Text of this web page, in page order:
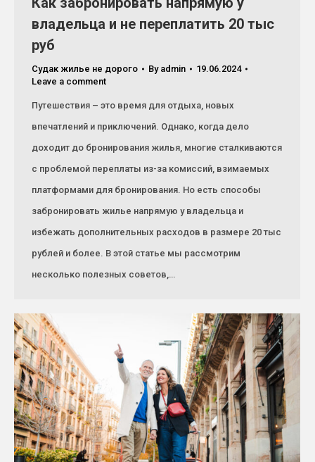
владельца и не переплатить 20 тыс
руб
Судак жилье не дорого By admin
19.06.2024
Leave a comment
Путешествия – это время для отдыха, новых
впечатлений и приключений. Однако, когда дело
доходит до бронирования жилья, многие сталкиваются
с проблемой переплаты из-за комиссий, взимаемых
платформами для бронирования. Но есть способы
забронировать жилье напрямую у владельца и
избежать дополнительных расходов в размере 20 тыс
рублей и более. В этой статье мы рассмотрим
несколько полезных советов,…